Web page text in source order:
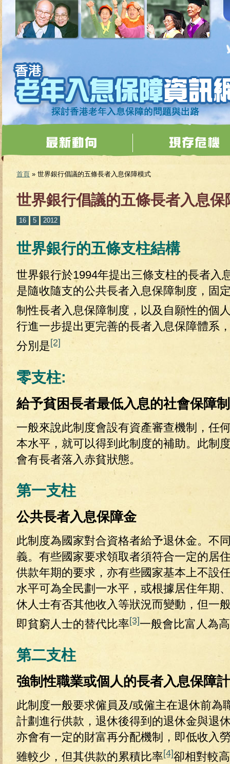
移至主內容
您在這裡
首頁 » 世界銀行倡議的五條長者入息保障模式
世界銀行倡議的五條長者入息保
16 5 2012
世界銀行的五條支柱結構
世界銀行於1994年提出三條支柱的長者入
是隨收隨支的公共長者入息保障制度，固
制性長者入息保障制度，以及自願性的個
行進一步提出更完善的長者入息保障體系
分別是[2]
零支柱:
給予貧困長者最低入息的社會保障
一般來說此制度會設有資產審查機制，任
本水平，就可以得到此制度的補助。此制
會有長者落入赤貧狀態。
第一支柱
公共長者入息保障金
此制度為國家對合資格者給予退休金。不
義。有些國家要求領取者須符合一定的居
供款年期的要求，亦有些國家基本上不設
水平可為全民劃一水平，或根據居住年期
休人士有否其他收入等狀況而變動，但一
即貧窮人士的替代比率[3]一般會比富人為
第二支柱
強制性職業或個人的長者入息保障
此制度一般要求僱員及/或僱主在退休前為
計劃進行供款，退休後得到的退休金與退
亦會有一定的財富再分配機制，即低收入
雖較少，但其供款的累積比率[4]卻相對較